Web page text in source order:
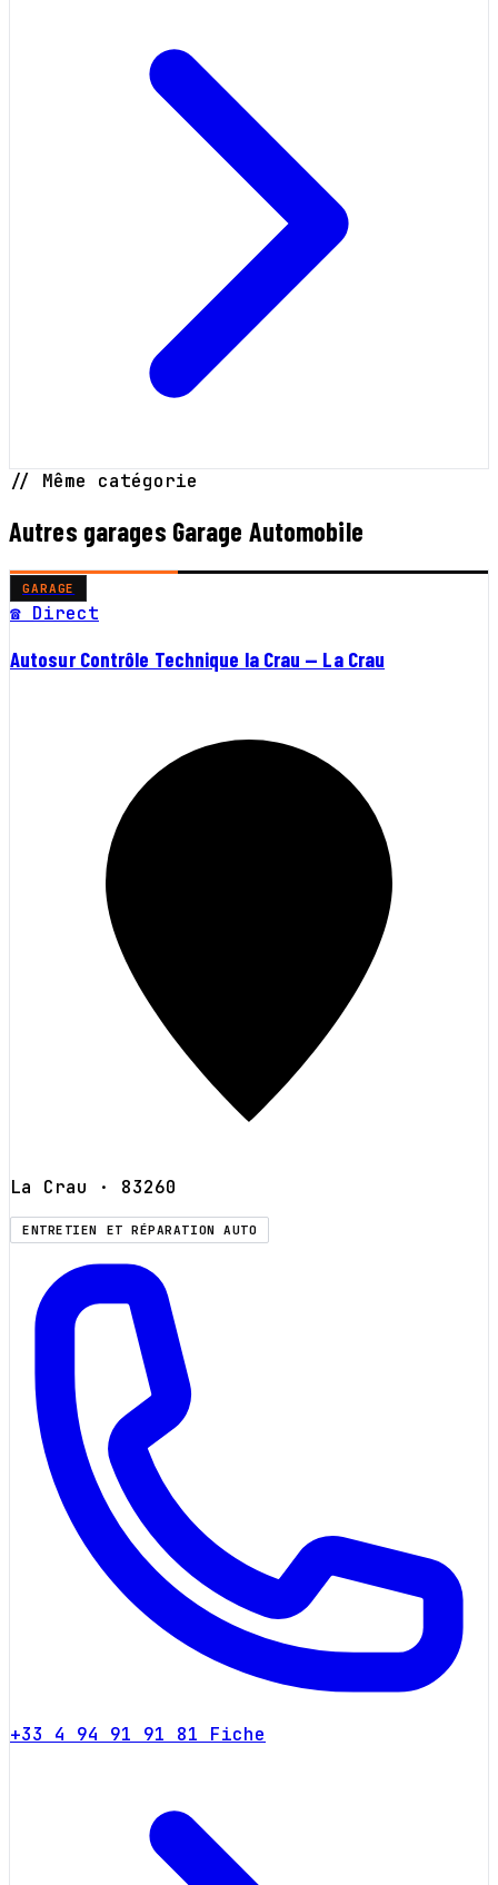
// Même catégorie
Autres garages Garage Automobile
GARAGE
☎ Direct
Autosur Contrôle Technique la Crau — La Crau
La Crau · 83260
ENTRETIEN ET RÉPARATION AUTO
+33 4 94 91 91 81 Fiche